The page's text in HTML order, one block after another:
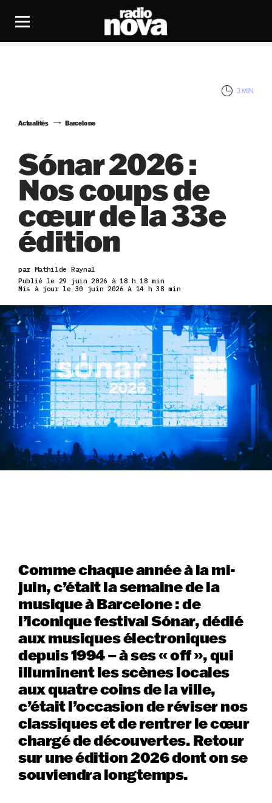
Actualités Barcelone
3 MIN
Sónar 2026 :
Nos coups de
cœur de la 33e
édition
par Mathilde Raynal
Publié le 29 juin 2026 à 18 h 18 min
Mis à jour le 30 juin 2026 à 14 h 38 min
Comme chaque année à la mi-
juin, c’était la semaine de la
musique à Barcelone : de
l’iconique festival Sónar, dédié
aux musiques électroniques
depuis 1994 – à ses « off », qui
illuminent les scènes locales
aux quatre coins de la ville,
c’était l’occasion de réviser nos
classiques et de rentrer le cœur
chargé de découvertes. Retour
sur une édition 2026 dont on se
souviendra longtemps.